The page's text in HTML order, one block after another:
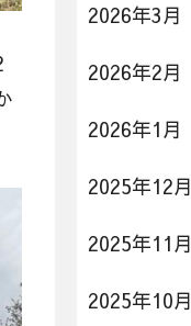
2026年3月
2026年2月
2026年1月
2025年12月
2025年11月
2025年10月